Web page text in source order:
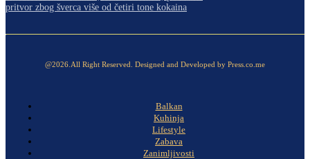
pritvor zbog šverca više od četiri tone kokaina
@2026.All Right Reserved. Designed and Developed by Press.co.me
Balkan
Kuhinja
Lifestyle
Zabava
Zanimljivosti